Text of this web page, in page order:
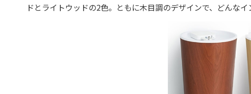
ドとライトウッドの2色。ともに木目調のデザインで、どんなイ